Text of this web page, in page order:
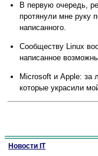
В первую очередь,
протянули мне руку
написанного.
Сообществу Linux
написанное
Microsoft и Apple: за
которые украсили
Новости IT